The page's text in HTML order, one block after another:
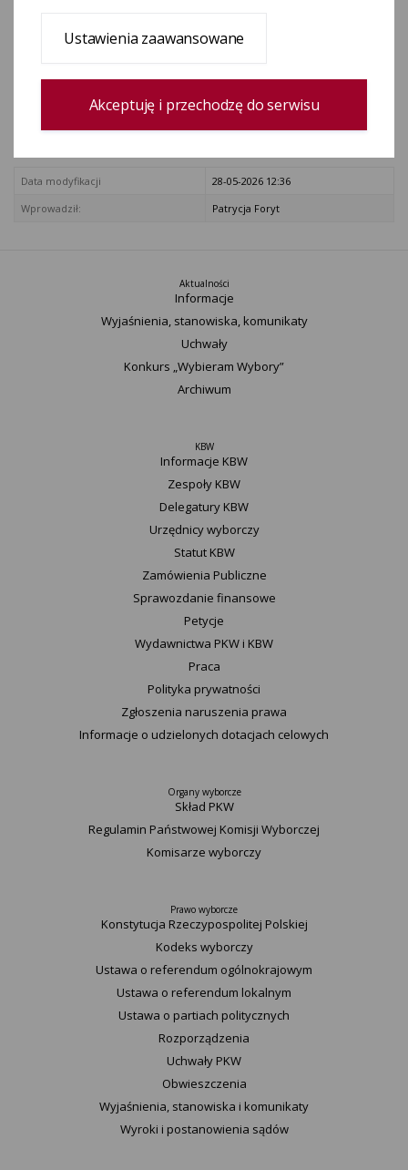
Data utworzenia
13-03-2024 23:09
Patrycja Foryt
Data modyfikacji
28-05-2026 12:36
Wprowadził:
Patrycja Foryt
Aktualności
Informacje
Wyjaśnienia, stanowiska, komunikaty
Uchwały
Konkurs „Wybieram Wybory”
Archiwum
KBW
Informacje KBW
Zespoły KBW
Delegatury ​KBW
Urzędnicy wyborczy
Statut K​BW
Zamówienia Publiczne
Sprawozdanie finansowe
Petycje
Wydawnictwa PKW i KBW
Praca
Polityka prywatności
Zgłoszenia naruszenia prawa
Informacje o udzielonych dotacjach celowych
Organy wyborcze
Skład PKW
Regulamin Państwowej Komisji Wyborczej
Komisarze wyborczy
Prawo wyborcze
Konstytucja Rzeczypospolitej Polskiej​
Kodeks wyborczy
Ustawa o referendum ogólnokrajowym
Ustawa o referendum lokalnym
Ustawa o partiach politycznych
Rozporządzenia
Uchwały PKW
Obwieszczenia
Wyjaśnienia, stanowiska i komunikaty
Wyroki i postanowienia sądów
Ustawienia zaawansowane
Akceptuję i przechodzę do serwisu